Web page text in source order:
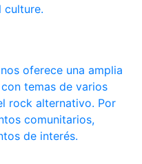
culture.
oferece una amplia
temas de varios
rock alternativo. Por
comunitarios,
de interés.